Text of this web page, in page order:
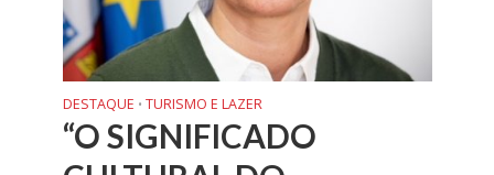
DESTAQUE • TURISMO E LAZER
“O SIGNIFICADO